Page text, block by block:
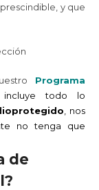
y que
Programa
incluye todo lo
, nos
no tenga que
de